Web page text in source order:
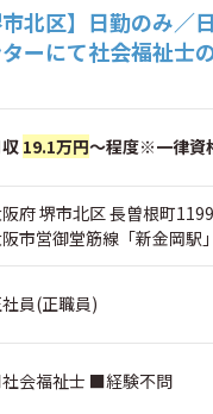
市北区】日勤のみ
ーにて社会福祉士
19.1万円～程度※一律資
府 堺市北区 長曽根町
市営御堂筋線「新金岡駅
員(正職員)
会福祉士 ■経験不問